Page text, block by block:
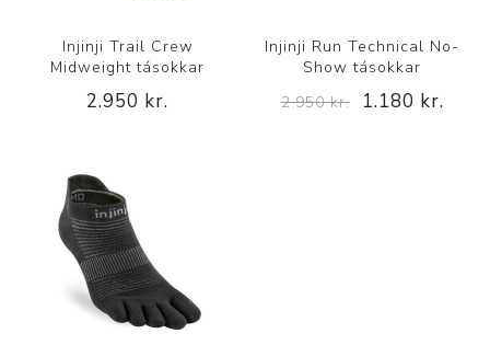
Injinji Trail Crew
Midweight tásokkar
2.950 kr.
Injinji Run Technical No-
Show tásokkar
2.950 kr.
1.180 kr.